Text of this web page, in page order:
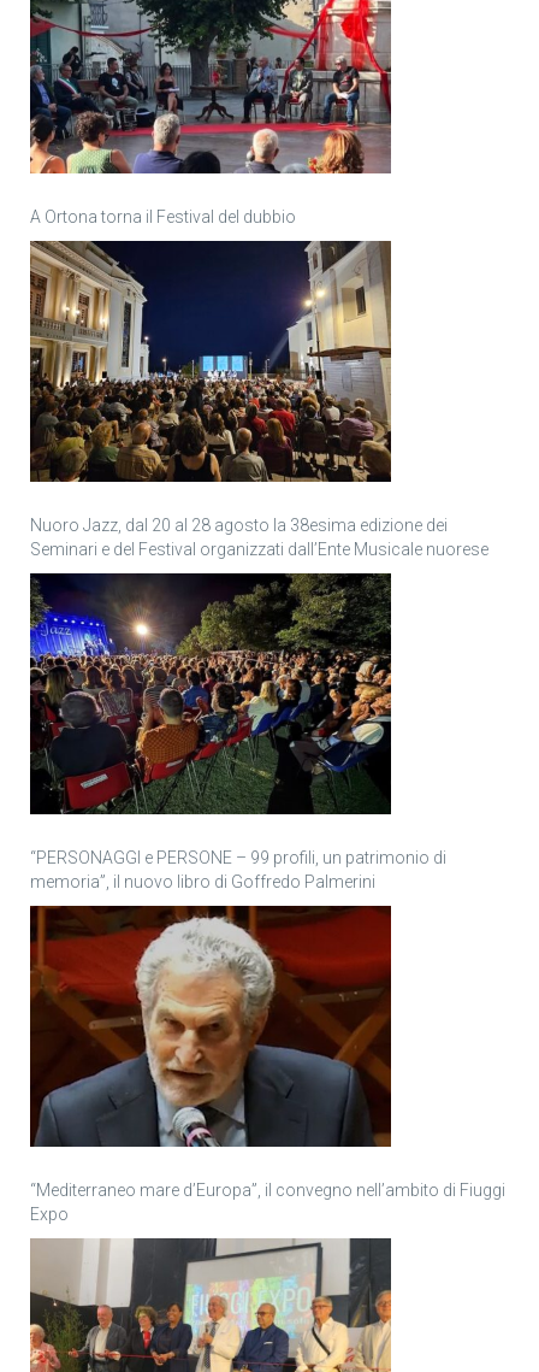
A Ortona torna il Festival del dubbio
Nuoro Jazz, dal 20 al 28 agosto la 38esima edizione dei
Seminari e del Festival organizzati dall’Ente Musicale nuorese
“PERSONAGGI e PERSONE – 99 profili, un patrimonio di
memoria”, il nuovo libro di Goffredo Palmerini
“Mediterraneo mare d’Europa”, il convegno nell’ambito di Fiuggi
Expo